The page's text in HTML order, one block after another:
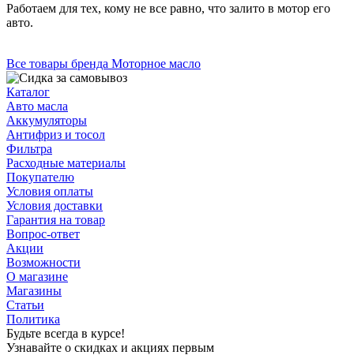
Работаем для тех, кому не все равно, что залито в мотор его
авто.
Все товары бренда Моторное масло
Каталог
Авто масла
Аккумуляторы
Антифриз и тосол
Фильтра
Расходные материалы
Покупателю
Условия оплаты
Условия доставки
Гарантия на товар
Вопрос-ответ
Акции
Возможности
О магазине
Магазины
Статьи
Политика
Будьте всегда в курсе!
Узнавайте о скидках и акциях первым